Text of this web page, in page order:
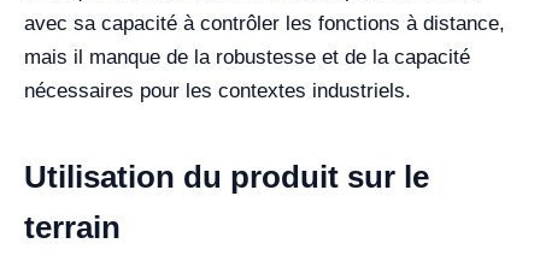
avec sa capacité à contrôler les fonctions à distance,
mais il manque de la robustesse et de la capacité
nécessaires pour les contextes industriels.
Utilisation du produit sur le
terrain